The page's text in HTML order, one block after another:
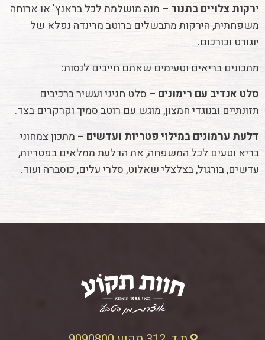
ירקות צלויים בתנור – מנה מושלמת לכל בראנץ' או ארוחה
משפחתית, הירקות מתבשלים ברוטב מרינדה נפלא של
יוגורט וכורכום.
מתכונים בריאים וטעימים שאתם חייבים לנסות:
סלט אנדיב עם רימונים – סלט חגיגי ועשיר ברכיבים
תזונתיים ובנוגדי חמצון, מוגש עם רוטב סמיך וקרקרים בצד.
דלעת ערמונים במילוי פטריות ועדשים – מתכון צמחוני
בריא וטעים לכל המשפחה, את הדלעת ממלאים בפטריות,
עדשים, בורגול, בצלצלי שאלוט, סלרי עלים, כוסברה ועוד.